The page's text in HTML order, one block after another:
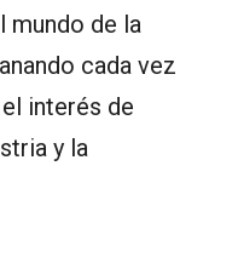
mundo de la
cada vez
interés de
y la